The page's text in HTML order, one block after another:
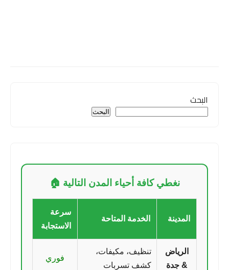
البحث
البحث
نغطي كافة أحياء المدن التالية 🏠
المدينة الخدمة المتاحة
سرعة
الاستجابة
الرياض
& جدة
تنظيف، مكيفات،
كشف تسربات
فوري